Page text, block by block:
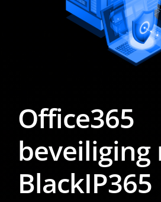
Office365
beveiliging
BlackIP365